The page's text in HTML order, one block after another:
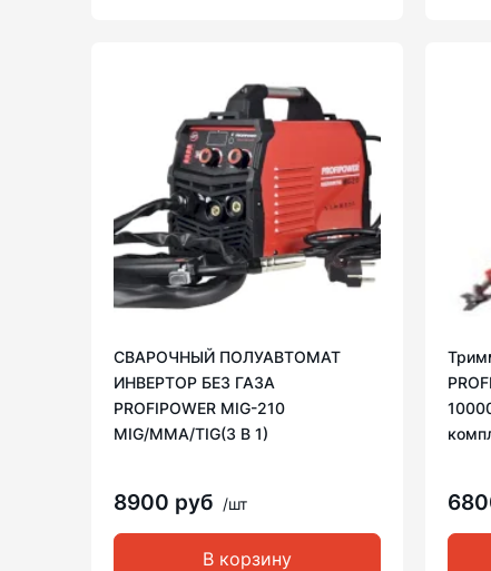
СВАРОЧНЫЙ ПОЛУАВТОМАТ
ИНВЕРТОР БЕЗ ГАЗА
PROFIPOWER MIG-210
MIG/MMA/TIG(3 B 1)
8900 руб /шт
В корзину